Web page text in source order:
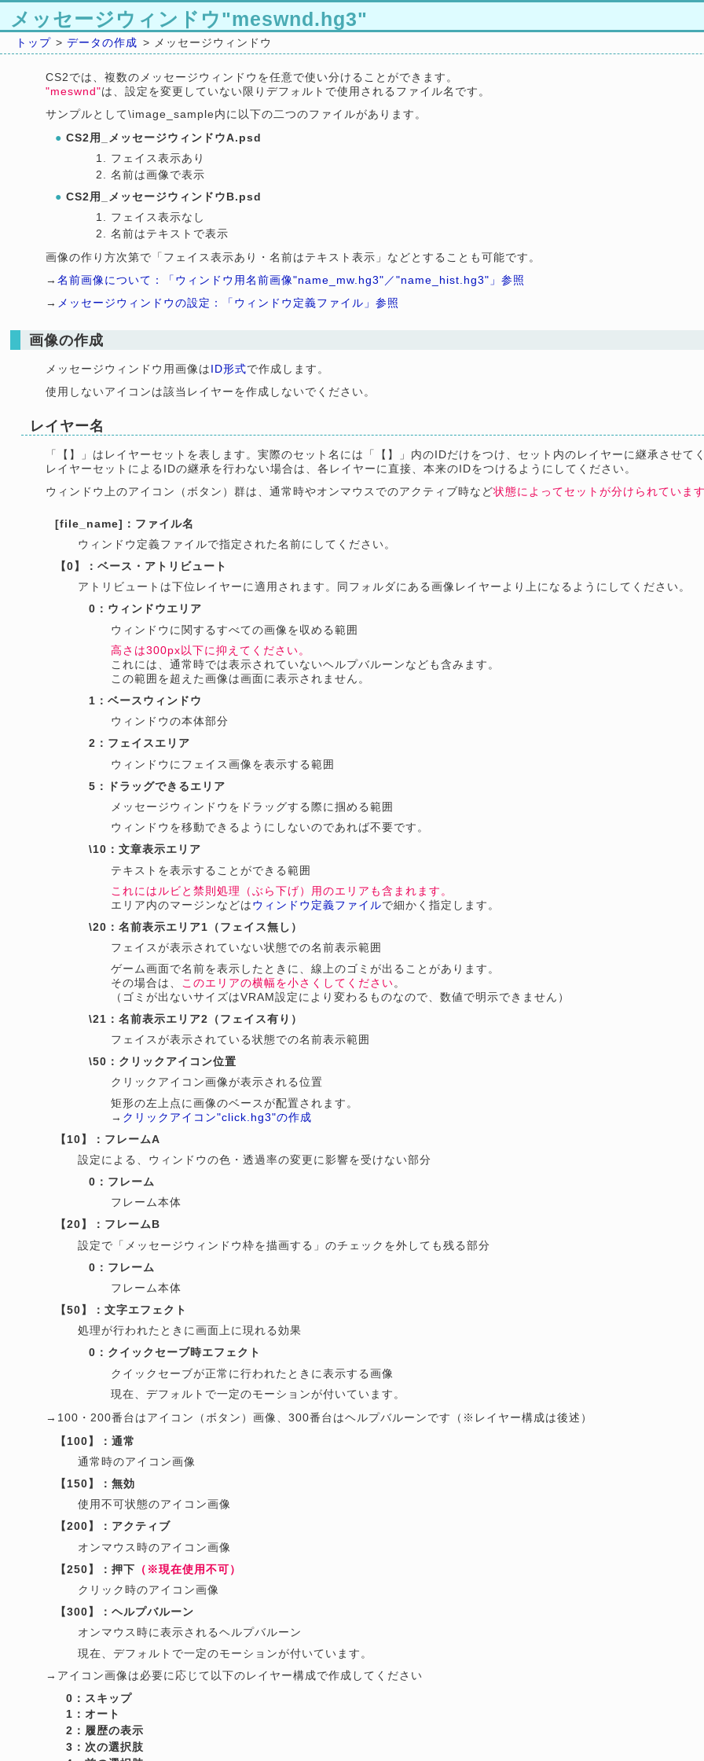
メッセージウィンドウ"meswnd.hg3"
トップ >データの作成 > メッセージウィンドウ
CS2では、複数のメッセージウィンドウを任意で使い分けることができます。
"meswnd"は、設定を変更していない限りデフォルトで使用されるファイル名です。
サンプルとして\image_sample内に以下の二つのファイルがあります。
● CS2用_メッセージウィンドウA.psd
フェイス表示あり
名前は画像で表示
● CS2用_メッセージウィンドウB.psd
フェイス表示なし
名前はテキストで表示
画像の作り方次第で「フェイス表示あり・名前はテキスト表示」などとすることも可能です。
→名前画像について：「ウィンドウ用名前画像"name_mw.hg3"／"name_hist.hg3"」参照
→ メッセージウィンドウの設定：「ウィンドウ定義ファイル」参照
画像の作成
メッセージウィンドウ用画像はID形式で作成します。
使用しないアイコンは該当レイヤーを作成しないでください。
レイヤー名
「【】」はレイヤーセットを表します。実際のセット名には「【】」内のIDだけをつけ、セット内のレイヤーに継承させてく
レイヤーセットによるIDの継承を行わない場合は、各レイヤーに直接、本来のIDをつけるようにしてください。
ウィンドウ上のアイコン（ボタン）群は、通常時やオンマウスでのアクティブ時など状態によってセットが分けられています
[file_name]：ファイル名
ウィンドウ定義ファイルで指定された名前にしてください。
【0】：ベース・アトリビュート
アトリビュートは下位レイヤーに適用されます。同フォルダにある画像レイヤーより上になるようにしてください。
0：ウィンドウエリア
ウィンドウに関するすべての画像を収める範囲
高さは300px以下に抑えてください。
これには、通常時では表示されていないヘルプバルーンなども含みます。
この範囲を超えた画像は画面に表示されません。
1：ベースウィンドウ
ウィンドウの本体部分
2：フェイスエリア
ウィンドウにフェイス画像を表示する範囲
5：ドラッグできるエリア
メッセージウィンドウをドラッグする際に掴める範囲
ウィンドウを移動できるようにしないのであれば不要です。
\10：文章表示エリア
テキストを表示することができる範囲
これにはルビと禁則処理（ぶら下げ）用のエリアも含まれます。
エリア内のマージンなどはウィンドウ定義ファイルで細かく指定します。
\20：名前表示エリア1（フェイス無し）
フェイスが表示されていない状態での名前表示範囲
ゲーム画面で名前を表示したときに、線上のゴミが出ることがあります。
その場合は、
このエリアの横幅を小さくしてください。
（ゴミが出ないサイズはVRAM設定により変わるものなので、数値で明示できません）
\21：名前表示エリア2（フェイス有り）
フェイスが表示されている状態での名前表示範囲
\50：クリックアイコン位置
クリックアイコン画像が表示される位置
矩形の左上点に画像のベースが配置されます。
→ クリックアイコン"click.hg3"の作成
【10】：フレームA
設定による、ウィンドウの色・透過率の変更に影響を受けない部分
0：フレーム
フレーム本体
【20】：フレームB
設定で「メッセージウィンドウ枠を描画する」のチェックを外しても残る部分
0：フレーム
フレーム本体
【50】：文字エフェクト
処理が行われたときに画面上に現れる効果
0：クイックセーブ時エフェクト
クイックセーブが正常に行われたときに表示する画像
現在、デフォルトで一定のモーションが付いています。
→100・200番台はアイコン（ボタン）画像、300番台はヘルプバルーンです（※レイヤー構成は後述）
【100】：通常
通常時のアイコン画像
【150】：無効
使用不可状態のアイコン画像
【200】：アクティブ
オンマウス時のアイコン画像
【250】：押下 （※現在使用不可）
クリック時のアイコン画像
【300】：ヘルプバルーン
オンマウス時に表示されるヘルプバルーン
現在、デフォルトで一定のモーションが付いています。
→アイコン画像は必要に応じて以下のレイヤー構成で作成してください
0：スキップ
1：オート
2：履歴の表示
3：次の選択肢